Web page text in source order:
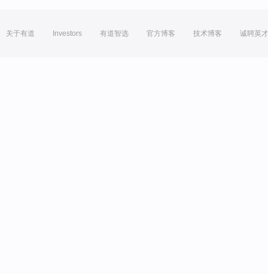
关于有道 Investors 有道智选 官方博客 技术博客 诚聘英才